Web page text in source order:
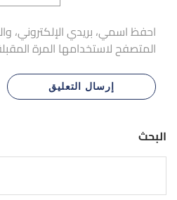
احفظ اسمي، بريدي الإلكتروني،
المتصفح لاستخدامها المرة
البحث